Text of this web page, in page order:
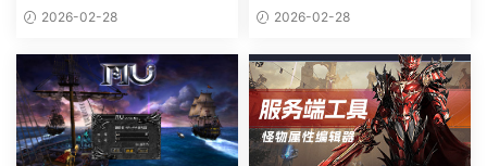
2026-02-28
色一键端
2026-02-28